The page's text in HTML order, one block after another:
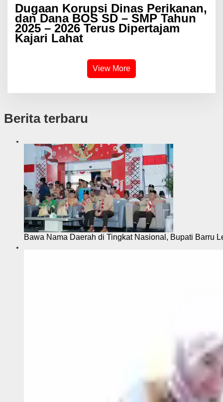
Dugaan Korupsi Dinas Perikanan,
dan Dana BOS SD – SMP Tahun
2025 – 2026 Terus Dipertajam
Kajari Lahat
View More
Berita terbaru
Bawa Nama Daerah di Tingkat Nasional, Bupati Barru